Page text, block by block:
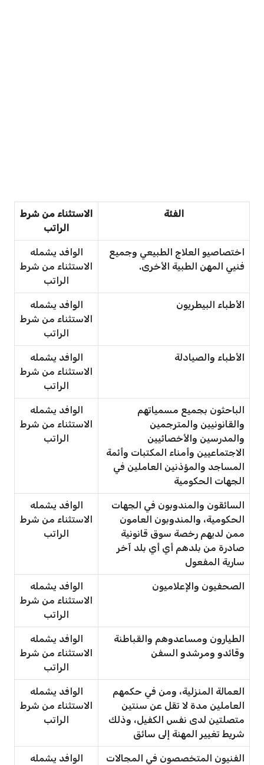
الفئة
الاستثناء من شرط
الراتب
اختصاصيو العلاج الطبيعي وجميع
فنيي المهن الطبية الأخرى.
الوافد يشمله
الاستثناء من شرط
الراتب
الأطباء البيطريون
الوافد يشمله
الاستثناء من شرط
الراتب
الأطباء والصيادلة
الوافد يشمله
الاستثناء من شرط
الراتب
الباحثون بجميع مسمياتهم
والقانونيين والمترجمين
والمدرسين والأخصائيين
الاجتماعيين وأمناء المكتبات وأئمة
المساجد والمؤذنين العاملين في
الجهات الحكومية
الوافد يشمله
الاستثناء من شرط
الراتب
السائقون والمندوبون في الجهات
الحكومية، والمندوبون العامون
ممن لديهم رخصة سوق قانونية
صادرة من بلدهم أي أي بلد آخر
سارية المفعول
الوافد يشمله
الاستثناء من شرط
الراتب
الصحفيون والإعلاميون
الوافد يشمله
الاستثناء من شرط
الراتب
الطيارون ومساعدوهم والقباطنة
وقائدو ومرشدو السفن
الوافد يشمله
الاستثناء من شرط
الراتب
العمالة المنزلية، ومن في حكمهم
العاملين مدة لا تقل عن سنتين
متصلتين لدى نفس الكفيل، وذلك
شريط تغيير المهنة إلى سائق
الوافد يشمله
الاستثناء من شرط
الراتب
الفنيون المتخصصون في المجالات
الوافد يشمله